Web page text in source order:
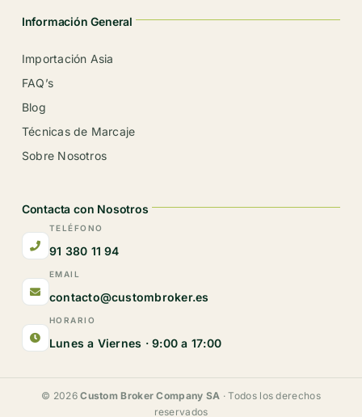
Información General
Importación Asia
FAQ’s
Blog
Técnicas de Marcaje
Sobre Nosotros
Contacta con Nosotros
TELÉFONO
91 380 11 94
EMAIL
contacto@custombroker.es
HORARIO
Lunes a Viernes · 9:00 a 17:00
© 2026Custom Broker Company SA · Todos los derechos
reservados